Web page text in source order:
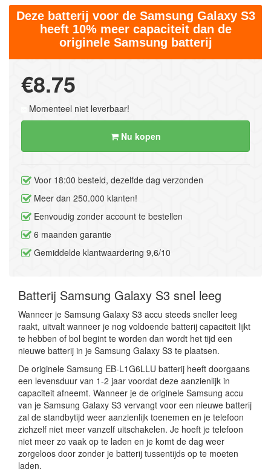
Deze batterij voor de Samsung Galaxy S3
heeft 10% meer capaciteit dan de
originele Samsung batterij
€8.75
Momenteel niet leverbaar!
Nu kopen
Voor 18:00 besteld, dezelfde dag verzonden
Meer dan 250.000 klanten!
Eenvoudig zonder account te bestellen
6 maanden garantie
Gemiddelde klantwaardering 9,6/10
Batterij Samsung Galaxy S3 snel leeg
Wanneer je Samsung Galaxy S3 accu steeds sneller leeg
raakt, uitvalt wanneer je nog voldoende batterij capaciteit lijkt
te hebben of bol begint te worden dan wordt het tijd een
nieuwe batterij in je Samsung Galaxy S3 te plaatsen.
De originele Samsung EB-L1G6LLU batterij heeft doorgaans
een levensduur van 1-2 jaar voordat deze aanzienlijk in
capaciteit afneemt. Wanneer je de originele Samsung accu
van je Samsung Galaxy S3 vervangt voor een nieuwe batterij
zal de standbytijd weer aanzienlijk toenemen en je telefoon
zichzelf niet meer vanzelf uitschakelen. Je hoeft je telefoon
niet meer zo vaak op te laden en je komt de dag weer
zorgeloos door zonder je batterij tussentijds op te moeten
laden.